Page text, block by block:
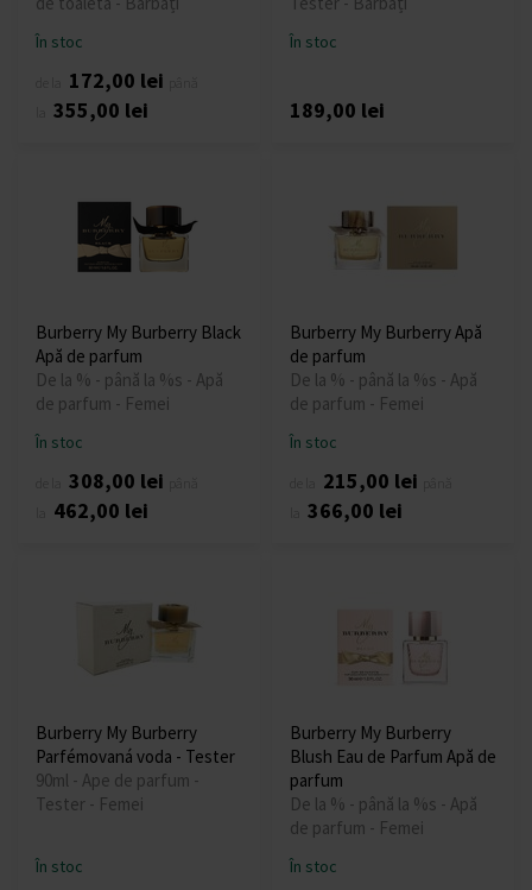
În stoc
172,00 lei
355,00 lei
În stoc
189,00 lei
Burberry My Burberry Black
Apă de parfum
De la % - până la %s - Apă
de parfum - Femei
În stoc
308,00 lei
462,00 lei
Burberry My Burberry Apă
de parfum
De la % - până la %s - Apă
de parfum - Femei
În stoc
215,00 lei
366,00 lei
Burberry My Burberry
Parfémovaná voda - Tester
90ml - Ape de parfum -
Tester - Femei
În stoc
Burberry My Burberry
Blush Eau de Parfum Apă de
parfum
De la % - până la %s - Apă
de parfum - Femei
În stoc